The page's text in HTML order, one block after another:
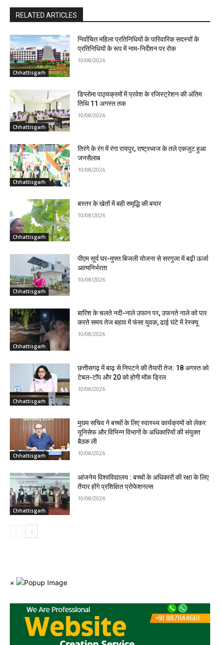
RELATED ARTICLES
Chhattisgarh
निर्वाचित महिला प्रतिनिधियों के पारिवारिक सदस्यों के
प्रतिनिधियों के रूप में नाम-निर्देशन पर रोक
10/08/2026
Chhattisgarh
डिप्लोमा पाठ्यक्रमों में प्रवेश के रजिस्ट्रेशन की अंतिम
तिथि 11 अगस्त तक
10/08/2026
Chhattisgarh
तिरंगे के रंग में रंगा रायपुर, राष्ट्रध्वज के तले एकजुट हुआ
जनसैलाब
10/08/2026
Chhattisgarh
बस्तर के खेतों में बही समृद्धि की बयार
10/08/2026
Chhattisgarh
पीएम सूर्य घर-मुफ्त बिजली योजना से सरगुजा में बढ़ी ऊर्जा
आत्मनिर्भरता
10/08/2026
Chhattisgarh
बारिश के चलते नदी-नाले उफान पर, उफनते नाले को पार
करते समय तेज बहाव में फंसा युवक, ढाई घंटे में रेस्क्यू
10/08/2026
Chhattisgarh
छत्तीसगढ़ में बाढ़ से निपटने की तैयारी तेज: 18 अगस्त को
टेबल-टॉप और 20 को होगी मॉक ड्रिल
10/08/2026
Chhattisgarh
मुख्य सचिव ने बच्चों के लिए स्वास्थ्य कार्यक्रमों को लेकर
यूनिसेफ और विभिन्न विभागों के अधिकारियों की संयुक्त
बैठक ली
10/08/2026
Chhattisgarh
आंजनेय विश्वविद्यालय : बच्चों के अधिकारों की रक्षा के लिए
तैयार होंगे प्रशिक्षित प्रोफेशनल्स
10/08/2026
×